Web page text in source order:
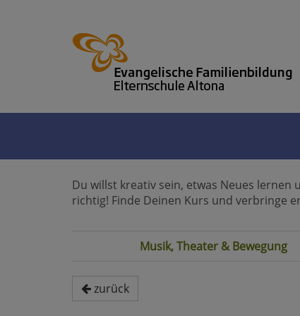
Du willst kreativ sein, etwas Neues
richtig! Finde Deinen Kurs und verbringe
Musik, Theater & Bewegung
zurück